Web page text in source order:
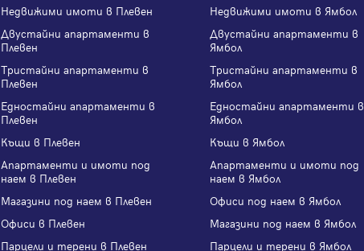
Недвижими имоти в Плевен
Двустайни апартаменти в
Плевен
Тристайни апартаменти в
Плевен
Едностайни апартаменти в
Плевен
Къщи в Плевен
Апартаменти и имоти под
наем в Плевен
Магазини под наем в Плевен
Офиси в Плевен
Парцели и терени в Плевен
Недвижими имоти в Ямбол
Двустайни апартаменти в
Ямбол
Тристайни апартаменти в
Ямбол
Едностайни апартаменти в
Ямбол
Къщи в Ямбол
Апартаменти и имоти под
наем в Ямбол
Офиси под наем в Ямбол
Магазини под наем в Ямбол
Парцели и терени в Ямбол